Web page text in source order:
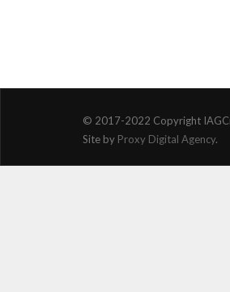
© 2017-2022 Copyright
Site by Proxy Digital Agency.